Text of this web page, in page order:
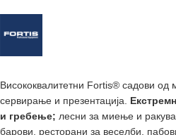
Висококвалитетни Fortis® садови
сервирање и презентација.
и гребење; лесни за миење и
барови, ресторани за веселби,